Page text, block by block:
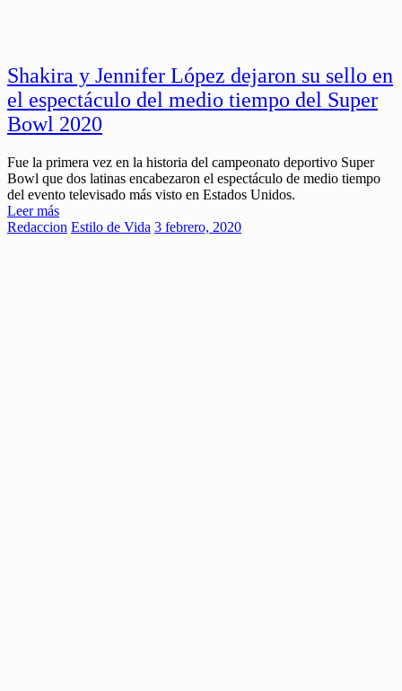
Shakira y Jennifer López dejaron su sello en
el espectáculo del medio tiempo del Super
Bowl 2020
Fue la primera vez en la historia del campeonato deportivo Super
Bowl que dos latinas encabezaron el espectáculo de medio tiempo
del evento televisado más visto en Estados Unidos.
Leer más
Redaccion Estilo de Vida 3 febrero, 2020